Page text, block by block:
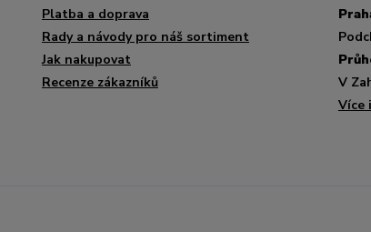
Platba a doprava
Rady a návody pro náš sortiment
Jak nakupovat
Recenze zákazníků
V
Více